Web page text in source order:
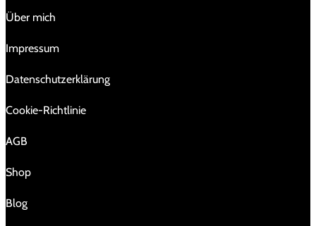
Über mich
Impressum
Da­ten­schutz­er­klä­rung
Cookie-Richtlinie
AGB
Shop
Blog